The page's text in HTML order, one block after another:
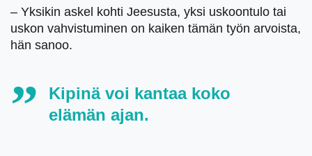
– Yksikin askel kohti Jeesusta, yksi uskoontulo tai
uskon vahvistuminen on kaiken tämän työn arvoista,
hän sanoo.
Kipinä voi kantaa koko
elämän ajan.